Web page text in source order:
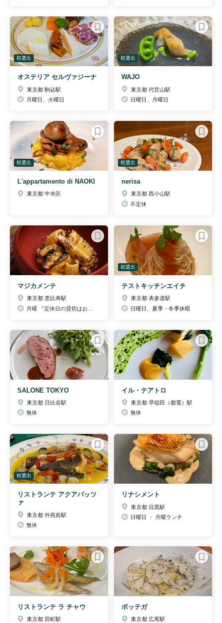
初選出
オステリア セルヴァジーナ
東京都 駒込駅
月曜日、火曜日
初選出
WAJO
東京都 代官山駅
日曜日、月曜日
初選出
L'appartamento di NAOKI
東京都 中央区
初選出
nerisa
東京都 西小山駅
不定休
マジカメンテ
東京都 恵比寿駅
初選出
テストキッチンエイチ
東京都 表参道駅
日曜日、夏季・冬季休暇
SALONE TOKYO
東京都 日比谷駅
無休
イル・テアトロ
東京都 早稲田（都電）駅
無休
初選出
リストランテ アクアパッツ
ァ
東京都 外苑前駅
無休
リナシメント
東京都 目黒駅
日曜日 ・ 月曜ランチ
リストランテ ラ チャウ
東京都 田町駅
ボッテガ
東京都 広尾駅